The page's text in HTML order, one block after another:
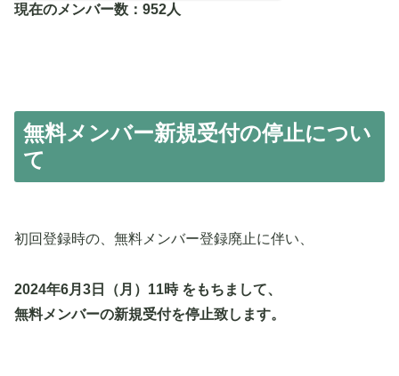
現在のメンバー数： 952人
無料メンバー新規受付の停止につい
て
初回登録時の、無料メンバー登録廃止に伴い、
2024年6月3日（月）11時 をもちまして、
無料メンバーの新規受付を停止致します。